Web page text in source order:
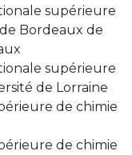
supérieure
Bordeaux de
supérieure
de Lorraine
de chimie
de chimie